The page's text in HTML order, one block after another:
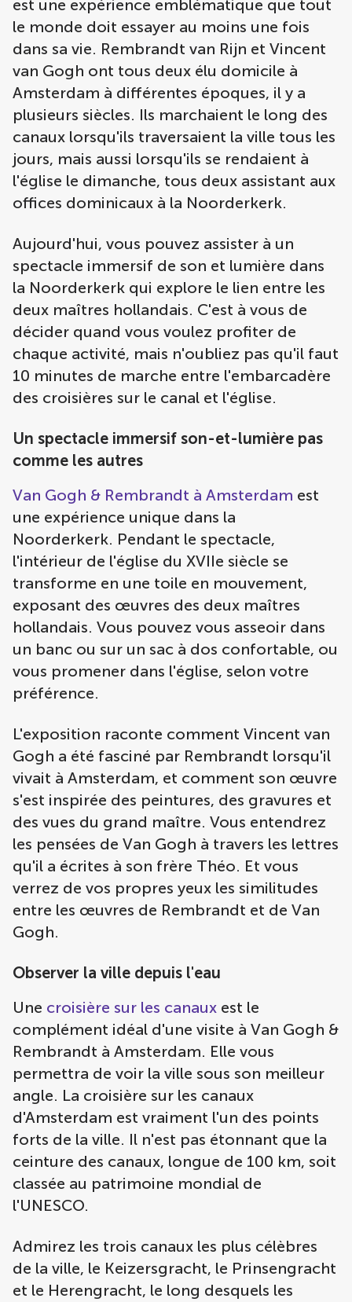
est une expérience emblématique que tout
le monde doit essayer au moins une fois
dans sa vie. Rembrandt van Rijn et Vincent
van Gogh ont tous deux élu domicile à
Amsterdam à différentes époques, il y a
plusieurs siècles. Ils marchaient le long des
canaux lorsqu'ils traversaient la ville tous les
jours, mais aussi lorsqu'ils se rendaient à
l'église le dimanche, tous deux assistant aux
offices dominicaux à la Noorderkerk.
Aujourd'hui, vous pouvez assister à un
spectacle immersif de son et lumière dans
la Noorderkerk qui explore le lien entre les
deux maîtres hollandais. C'est à vous de
décider quand vous voulez profiter de
chaque activité, mais n'oubliez pas qu'il faut
10 minutes de marche entre l'embarcadère
des croisières sur le canal et l'église.
Un spectacle immersif son-et-lumière pas
comme les autres
Van Gogh & Rembrandt à Amsterdam est
une expérience unique dans la
Noorderkerk. Pendant le spectacle,
l'intérieur de l'église du XVIIe siècle se
transforme en une toile en mouvement,
exposant des œuvres des deux maîtres
hollandais. Vous pouvez vous asseoir dans
un banc ou sur un sac à dos confortable, ou
vous promener dans l'église, selon votre
préférence.
L'exposition raconte comment Vincent van
Gogh a été fasciné par Rembrandt lorsqu'il
vivait à Amsterdam, et comment son œuvre
s'est inspirée des peintures, des gravures et
des vues du grand maître. Vous entendrez
les pensées de Van Gogh à travers les lettres
qu'il a écrites à son frère Théo. Et vous
verrez de vos propres yeux les similitudes
entre les œuvres de Rembrandt et de Van
Gogh.
Observer la ville depuis l'eau
Une croisière sur les canaux est le
complément idéal d'une visite à Van Gogh &
Rembrandt à Amsterdam. Elle vous
permettra de voir la ville sous son meilleur
angle. La croisière sur les canaux
d'Amsterdam est vraiment l'un des points
forts de la ville. Il n'est pas étonnant que la
ceinture des canaux, longue de 100 km, soit
classée au patrimoine mondial de
l'UNESCO.
Admirez les trois canaux les plus célèbres
de la ville, le Keizersgracht, le Prinsengracht
et le Herengracht, le long desquels les